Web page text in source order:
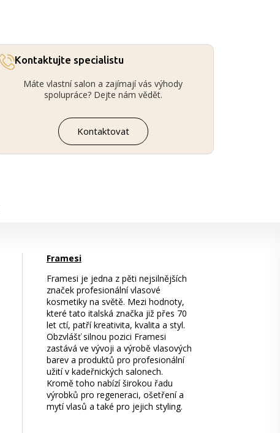
Kontaktujte specialistu
Máte vlastní salon a zajímají vás výhody
spolupráce? Dejte nám vědět.
Kontaktovat
Framesi
Framesi je jedna z pěti nejsilnějších
značek profesionální vlasové
kosmetiky na světě. Mezi hodnoty,
které tato italská značka již přes 70
let ctí, patří kreativita, kvalita a styl.
Obzvlášť silnou pozici Framesi
zastává ve vývoji a výrobě vlasových
barev a produktů pro profesionální
užití v kadeřnických salonech.
Kromě toho nabízí širokou řadu
výrobků pro regeneraci, ošetření a
mytí vlasů a také pro jejich styling.